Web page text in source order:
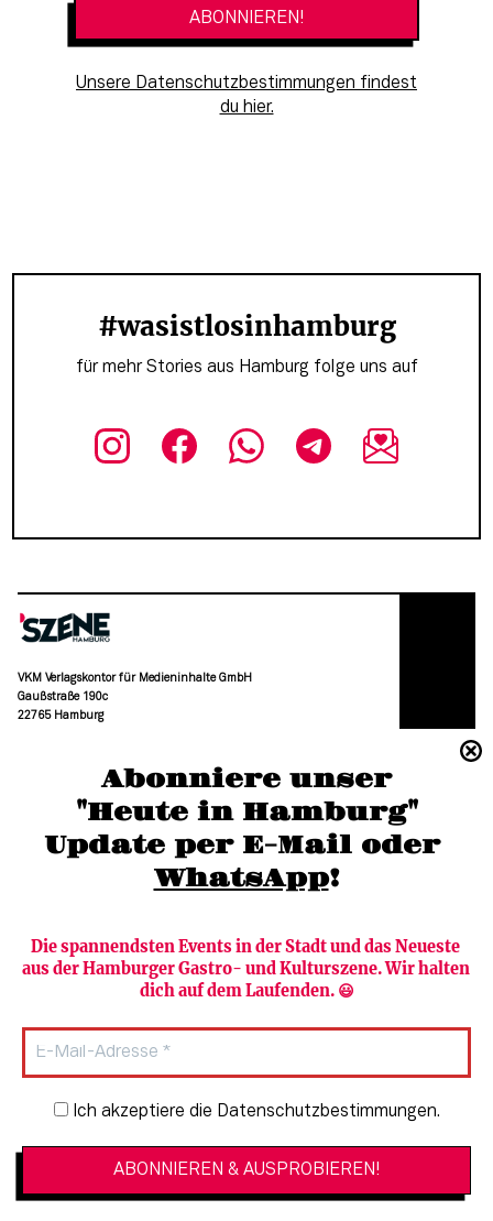
Abonniere unser
"Heute in Hamburg"
Update per E-Mail oder
WhatsApp!
Die spannendsten Events in der Stadt und das Neueste
aus der Hamburger Gastro- und Kulturszene. Wir halten
dich auf dem Laufenden. 😃
Newsletter-Anmeldung
Ich akzeptiere die Datenschutzbestimmungen.
Unsere Datenschutzbestimmungen findest
du hier.
#wasistlosinhamburg
für mehr Stories aus Hamburg folge uns auf
VKM Verlagskontor für Medieninhalte GmbH
Gaußstraße 190c
22765 Hamburg
moc.grubmah-enezs@ofni
Newsletter abonnieren
HAMBURG PUR